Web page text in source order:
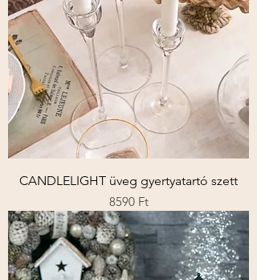
CANDLELIGHT üveg gyertyatartó szett
Ár
8590 Ft